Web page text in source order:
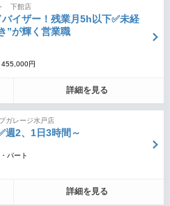
下館店
イザー！残業月5h以下✅未経
”が輝く営業職
455,000円
詳細を見る
ガレージ水戸店
週2、1日3時間～
パート
詳細を見る